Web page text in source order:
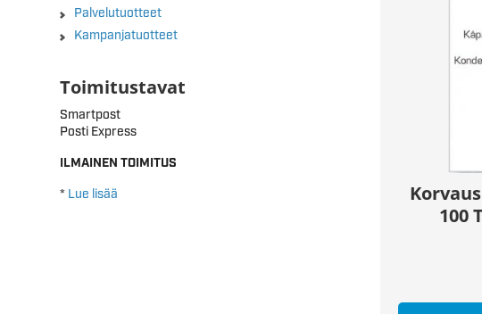
100
Palvelutuotteet
Kampanjatuotteet
Toimitustavat
Smartpost
Posti Express
ILMAINEN TOIMITUS
* Lue lisää